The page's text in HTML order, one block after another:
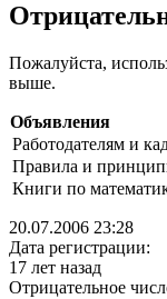
Пожалуйста,
выше.
Объявления
Работодателям и
Правила и
Книги по
20.07.2006 23:28
Дата регистрации:
17 лет назад
Отрицательное